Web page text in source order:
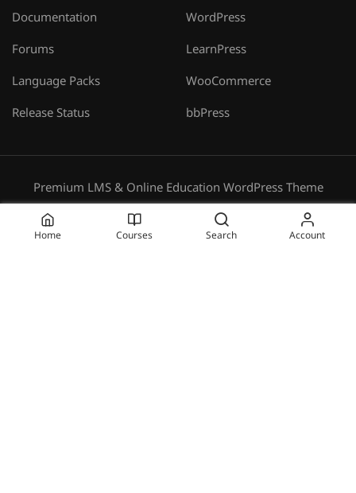
Documentation
Forums
Language Packs
Release Status
WordPress
LearnPress
WooCommerce
bbPress
Premium LMS & Online Education WordPress Theme
Terms Sitemap
Home Courses Search Account